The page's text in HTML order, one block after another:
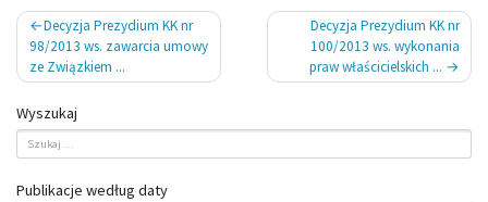
Nawigacja
wpisu
Decyzja Prezydium KK nr
98/2013 ws. zawarcia umowy
ze Związkiem ...
Decyzja Prezydium KK nr
100/2013 ws. wykonania
praw właścicielskich ...
Wyszukaj
Publikacje według daty